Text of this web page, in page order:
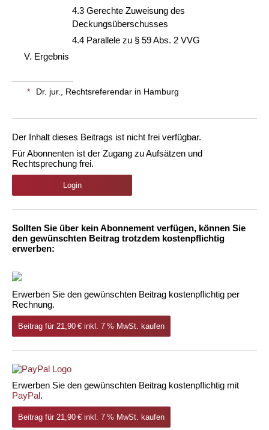
4.3 Gerechte Zuweisung des
Deckungsüberschusses
4.4 Parallele zu § 59 Abs. 2 VVG
V. Ergebnis
* Dr. jur., Rechtsreferendar in Hamburg
Der Inhalt dieses Beitrags ist nicht frei verfügbar.
Für Abonnenten ist der Zugang zu Aufsätzen und
Rechtsprechung frei.
Login
Sollten Sie über kein Abonnement verfügen, können Sie
den gewünschten Beitrag trotzdem kostenpflichtig
erwerben:
Erwerben Sie den gewünschten Beitrag kostenpflichtig per
Rechnung.
Beitrag für 21,90 € inkl. 7 % MwSt. kaufen
Erwerben Sie den gewünschten Beitrag kostenpflichtig mit
PayPal.
Beitrag für 21,90 € inkl. 7 % MwSt. kaufen